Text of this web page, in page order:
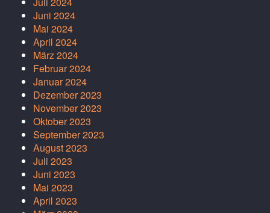
Juni 2024
Mai 2024
April 2024
März 2024
Februar 2024
Januar 2024
Dezember 2023
November 2023
Oktober 2023
September 2023
August 2023
Juli 2023
Juni 2023
Mai 2023
April 2023